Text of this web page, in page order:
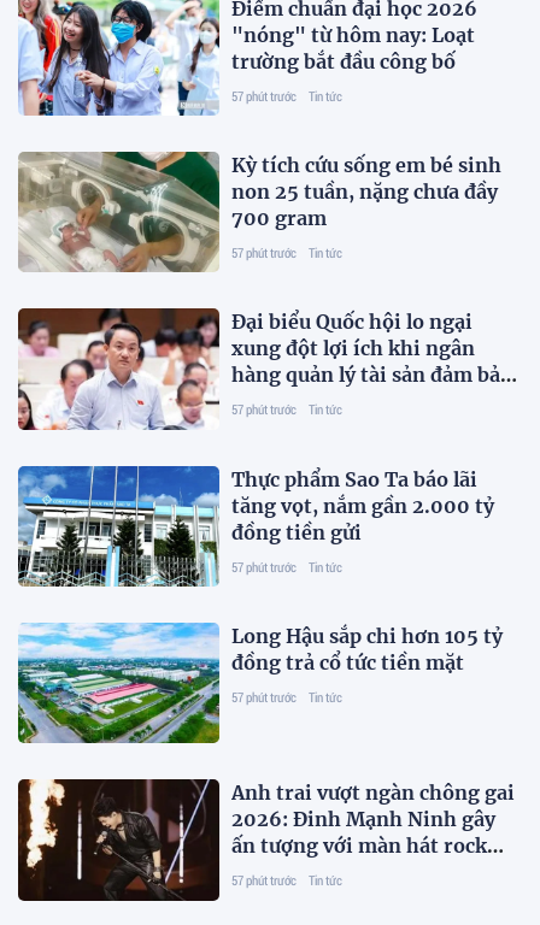
Điểm chuẩn đại học 2026
"nóng" từ hôm nay: Loạt
trường bắt đầu công bố
57 phút trước Tin tức
Kỳ tích cứu sống em bé sinh
non 25 tuần, nặng chưa đầy
700 gram
57 phút trước Tin tức
Đại biểu Quốc hội lo ngại
xung đột lợi ích khi ngân
hàng quản lý tài sản đảm bảo
trái phiếu
57 phút trước Tin tức
Thực phẩm Sao Ta báo lãi
tăng vọt, nắm gần 2.000 tỷ
đồng tiền gửi
57 phút trước Tin tức
Long Hậu sắp chi hơn 105 tỷ
đồng trả cổ tức tiền mặt
57 phút trước Tin tức
Anh trai vượt ngàn chông gai
2026: Đinh Mạnh Ninh gây
ấn tượng với màn hát rock
"cứu" đồng đội
57 phút trước Tin tức